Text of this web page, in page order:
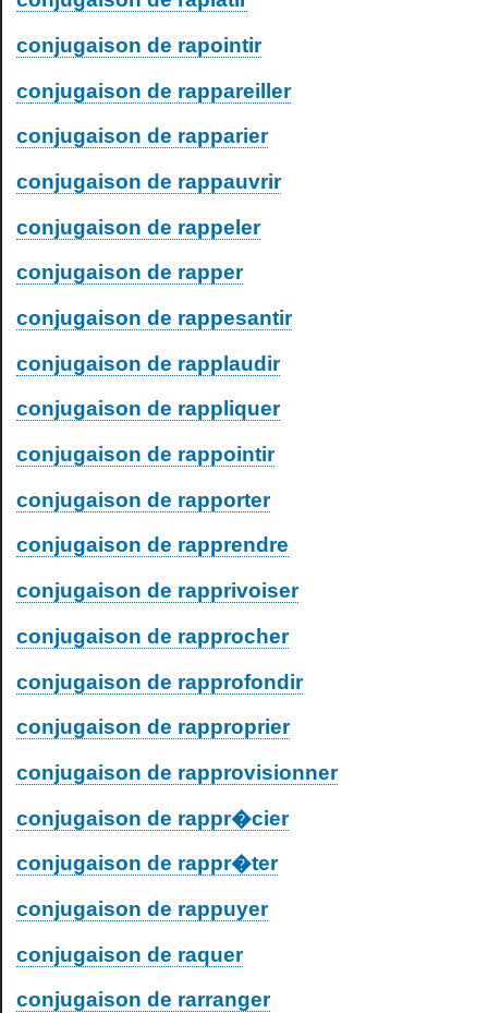
conjugaison de rapointir
conjugaison de rappareiller
conjugaison de rapparier
conjugaison de rappauvrir
conjugaison de rappeler
conjugaison de rapper
conjugaison de rappesantir
conjugaison de rapplaudir
conjugaison de rappliquer
conjugaison de rappointir
conjugaison de rapporter
conjugaison de rapprendre
conjugaison de rapprivoiser
conjugaison de rapprocher
conjugaison de rapprofondir
conjugaison de rapproprier
conjugaison de rapprovisionner
conjugaison de rappr�cier
conjugaison de rappr�ter
conjugaison de rappuyer
conjugaison de raquer
conjugaison de rarranger